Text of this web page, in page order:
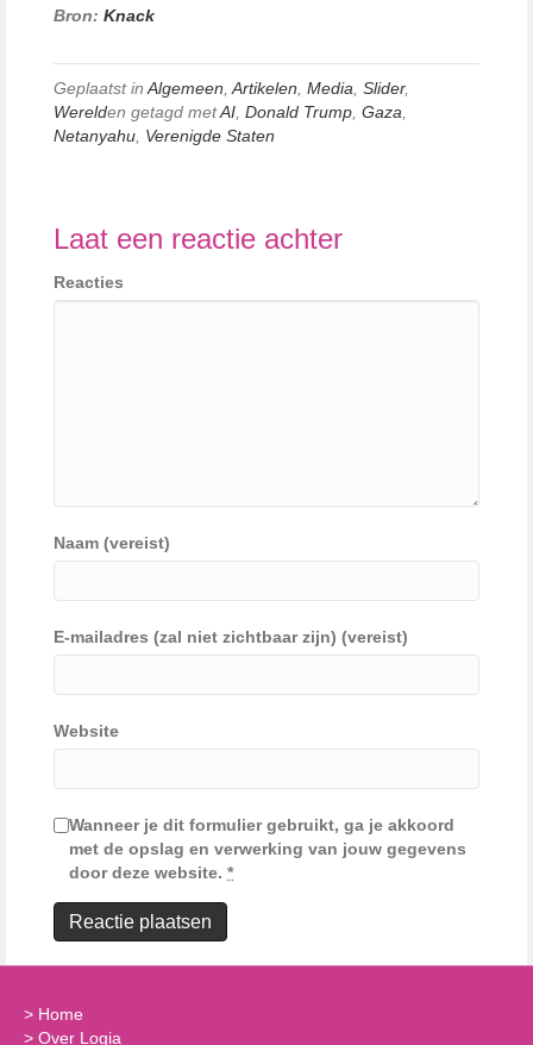
Bron: Knack
Geplaatst in Algemeen Artikelen Media Slider,
Werelden getagd metAI Donald Trump Gaza
Netanyahu Verenigde Staten
Laat een reactie achter
Reacties
Naam (vereist)
E-mailadres (zal niet zichtbaar zijn) (vereist)
Website
Wanneer je dit formulier gebruikt, ga je akkoord
met de opslag en verwerking van jouw gegevens
door deze website. *
> Home
> Over Logia